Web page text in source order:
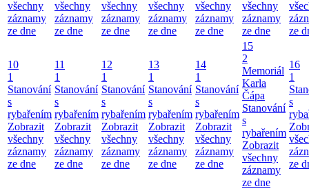
všechny
záznamy
ze dne
všechny
záznamy
ze dne
všechny
záznamy
ze dne
všechny
záznamy
ze dne
všechny
záznamy
ze dne
všechny
záznamy
ze dne
ze
10
1
Stanování
s
rybařením
Zobrazit
všechny
záznamy
ze dne
11
1
Stanování
s
rybařením
Zobrazit
všechny
záznamy
ze dne
12
1
Stanování
s
rybařením
Zobrazit
všechny
záznamy
ze dne
13
1
Stanování
s
rybařením
Zobrazit
všechny
záznamy
ze dne
14
1
Stanování
s
rybařením
Zobrazit
všechny
záznamy
ze dne
15
2
Memoriál
Karla
Čápa
Stanování
s
rybařením
Zobrazit
všechny
záznamy
ze dne
16
1
s
ze